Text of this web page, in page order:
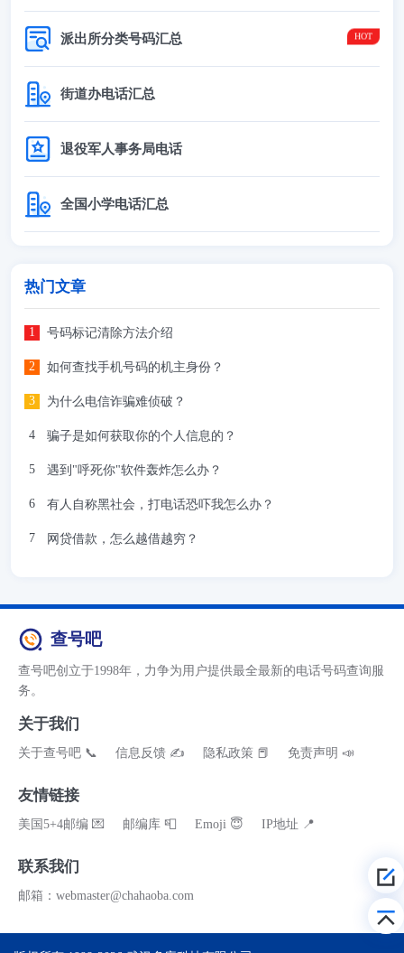
派出所分类号码汇总
街道办电话汇总
退役军人事务局电话
全国小学电话汇总
热门文章
号码标记清除方法介绍
如何查找手机号码的机主身份？
为什么电信诈骗难侦破？
骗子是如何获取你的个人信息的？
遇到"呼死你"软件轰炸怎么办？
有人自称黑社会，打电话恐吓我怎么办？
网贷借款，怎么越借越穷？
查号吧
查号吧创立于1998年，力争为用户提供最全最新的电话号码查询服
务。
关于我们
关于查号吧 📞 信息反馈 ✍ 隐私政策 📕 免责声明 📣
友情链接
美国5+4邮编 💌 邮编库 📮 Emoji 😇 IP地址 📍
联系我们
邮箱：webmaster@chahaoba.com